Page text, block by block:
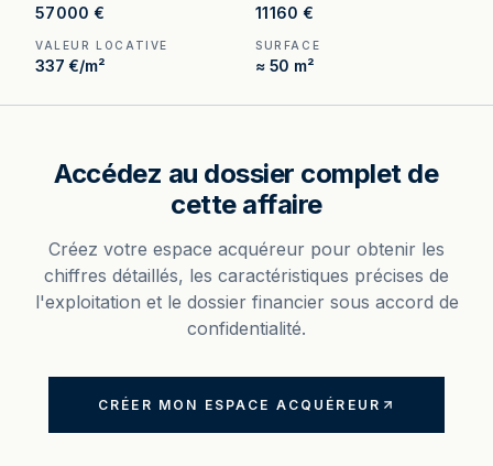
57 000 € 11 160 €
VALEUR LOCATIVE
337 €/m²
SURFACE
≈ 50 m²
Accédez au dossier complet de
cette affaire
Créez votre espace acquéreur pour obtenir les
chiffres détaillés, les caractéristiques précises de
l'exploitation et le dossier financier sous accord de
confidentialité.
CRÉER MON ESPACE ACQUÉREUR